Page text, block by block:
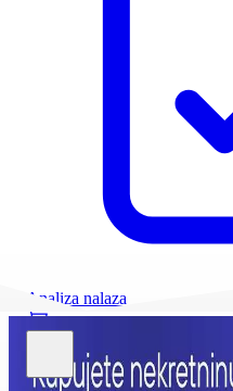
Analiza nalaza